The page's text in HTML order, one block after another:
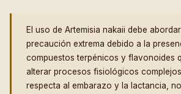
El uso de Artemisia nakaii debe
precaución extrema debido a la
compuestos terpénicos y flavonoides
alterar procesos fisiológicos
respecta al embarazo y la lactancia,